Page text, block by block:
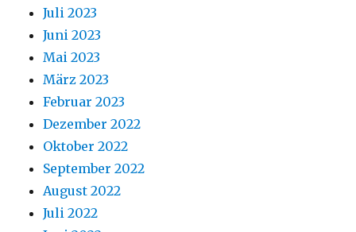
Juli 2023
Juni 2023
Mai 2023
März 2023
Februar 2023
Dezember 2022
Oktober 2022
September 2022
August 2022
Juli 2022